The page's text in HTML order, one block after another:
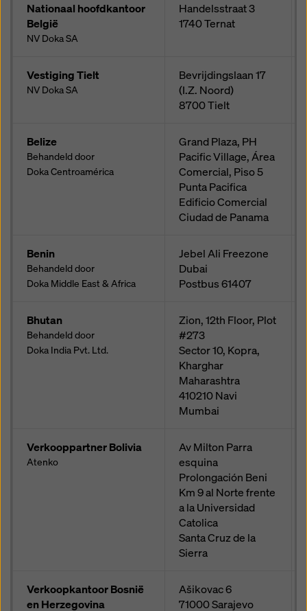
Nationaal hoofdkantoor
België
NV Doka SA
Handelsstraat 3
1740Ternat
Vestiging Tielt
NV Doka SA
Bevrijdingslaan 17
(I.Z. Noord)
8700Tielt
Belize
Behandeld door
Doka Centroamérica
Grand Plaza, PH
Pacific Village, Área
Comercial, Piso 5
Punta Pacifica
Edificio Comercial
Ciudad de Panama
Benin
Behandeld door
Doka Middle East & Africa
Jebel Ali Freezone
Dubai
Postbus61407
Bhutan
Behandeld door
Doka India Pvt. Ltd.
Zion, 12th Floor, Plot
#273
Sector 10, Kopra,
Kharghar
Maharashtra
410210Navi
Mumbai
Verkooppartner Bolivia
Atenko
Av Milton Parra
esquina
Prolongación Beni
Km 9 al Norte frente
a la Universidad
Catolica
Santa Cruz de la
Sierra
Verkoopkantoor Bosnië
en Herzegovina
Ašikovac 6
71000Sarajevo